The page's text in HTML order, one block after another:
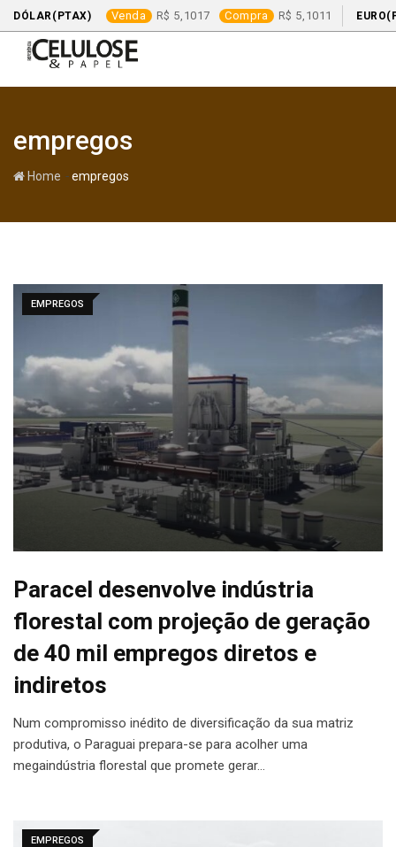
DÓLAR(PTAX) Venda 5,1017 Compra 5,1011
content
empregos
Home -empregos
EMPREGOS
Paracel desenvolve indústria
florestal com projeção de geração
de 40 mil empregos diretos e
indiretos
Num compromisso inédito de diversificação da sua matriz
produtiva, o Paraguai prepara-se para acolher uma
megaindústria florestal que promete gerar…
EMPREGOS